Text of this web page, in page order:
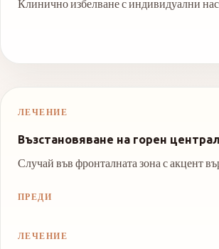
Клинично избелване с индивидуални
ЛЕЧЕНИЕ
Възстановяване на горен
Случай във фронталната зона с акцент
ПРЕДИ
ЛЕЧЕНИЕ